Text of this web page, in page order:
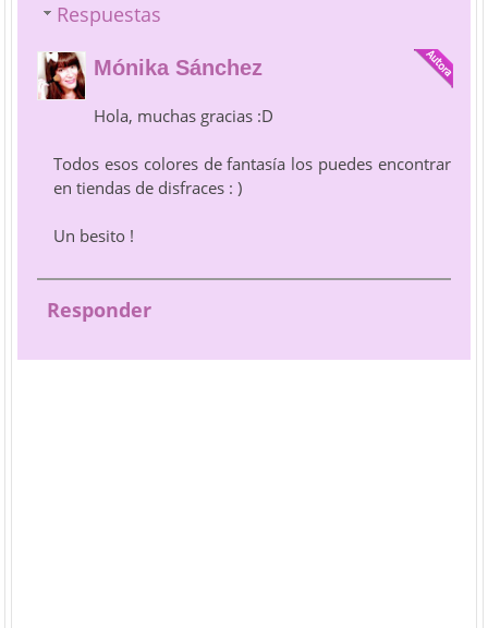
Respuestas
Mónika Sánchez
Hola, muchas gracias :D
Todos esos colores de fantasía los puedes encontrar
en tiendas de disfraces : )
Un besito !
Responder